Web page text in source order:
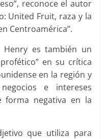
reconoce el autor
United Fruit, raza y la
Centroamérica”.
Henry es también un
en su crítica
en la región y
e intereses
forma negativa en la
que utiliza para